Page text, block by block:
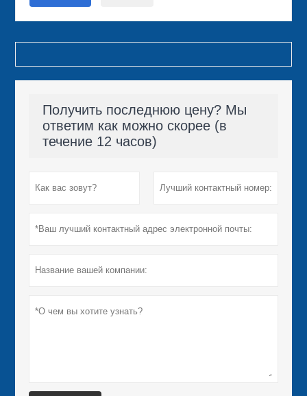
Получить последнюю цену? Мы
ответим как можно скорее (в
течение 12 часов)